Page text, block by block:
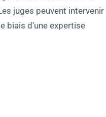
juges peuvent intervenir
biais d’une expertise